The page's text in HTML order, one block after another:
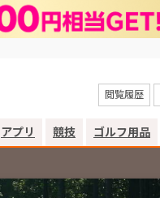
閲覧履歴
アプリ 競技 ゴルフ用品